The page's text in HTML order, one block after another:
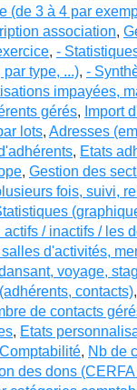
(de 3 à 4 par
association,
, -
type, ...), -
impayées,
gérés, Import
lots, Adresses
, Etats
, Gestion des
fois, suivi,
/ inactifs / les
d'activités,
voyage,
contacts),
de contacts
, Etats
Comptabilité, Nb de
des dons